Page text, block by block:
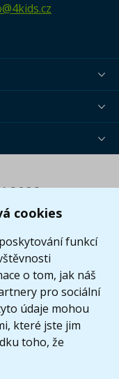
cookies
funkcí
o tom, jak náš
pro sociální
údaje mohou
které jste jim
toho, že